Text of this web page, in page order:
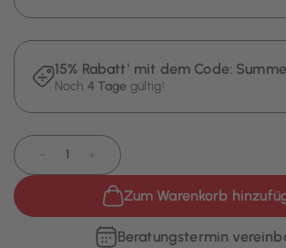
15% Rabatt¹ mit dem Code:
Noch 4 Tage gültig!
Zum Warenkorb
Beratungstermin